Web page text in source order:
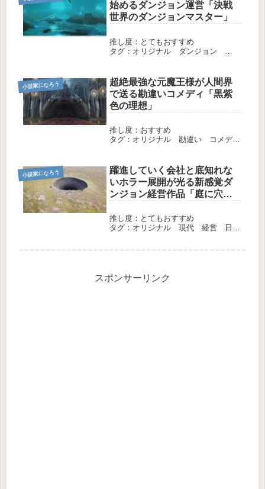
始めるダンジョン運営「決戦
世界のダンジョンマスター」
推し度：とてもおすすめ
タグ：オリジナル ダンジョン
小説家になろう
超絶最強な元魔王様が人間界
で送る勘違いコメディ「黒紫
色の理想」
推し度：おすすめ
タグ：オリジナル 勘違い コメデ
小説家になろう
躍進していく会社と底知れな
いホラー展開が光る新感覚ダ
ンジョン経営作品「庭に穴が
ないけど俺はゴミ捨て場にし
てる」
推し度：とてもおすすめ
タグ：オリジナル 現代 経営 日
スポンサーリンク